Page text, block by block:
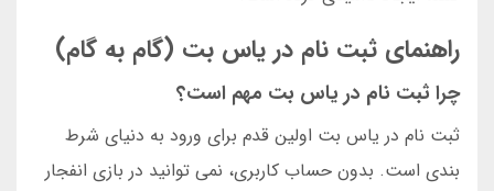
راهنمای ثبت نام در یاس بت (گام به گام)
چرا ثبت نام در یاس بت مهم است؟
ثبت نام در یاس بت اولین قدم برای ورود به دنیای شرط
بندی است. بدون حساب کاربری، نمی توانید در بازی انفجار